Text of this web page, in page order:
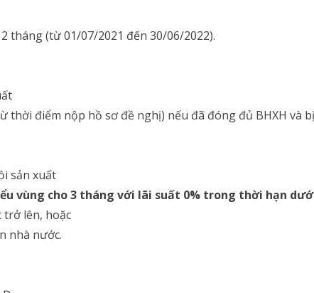
tháng (từ 01/07/2021 đến 30/06/2022).
thời điểm nộp hồ sơ đề nghị) nếu đã đóng đủ BHXH và
sản xuất
vùng cho 3 tháng với lãi suất 0% trong thời hạn
trở lên, hoặc
nhà nước.